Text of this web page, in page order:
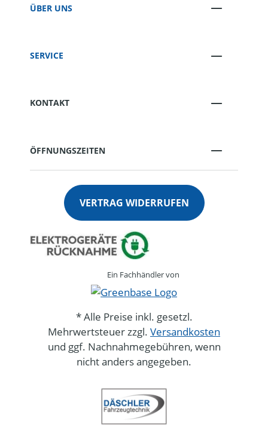
ÜBER UNS
SERVICE
KONTAKT
ÖFFNUNGSZEITEN
VERTRAG WIDERRUFEN
Ein Fachhändler von
* Alle Preise inkl. gesetzl.
Mehrwertsteuer zzgl. Versandkosten
und ggf. Nachnahmegebühren, wenn
nicht anders angegeben.